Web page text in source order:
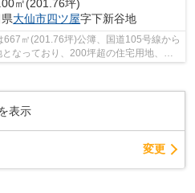
㎡(201.76坪)
大仙市四ツ屋字下新谷地
㎡(201.76坪)公簿、国道105号線から
なっており、200坪超の住宅用地、事
表示
変更